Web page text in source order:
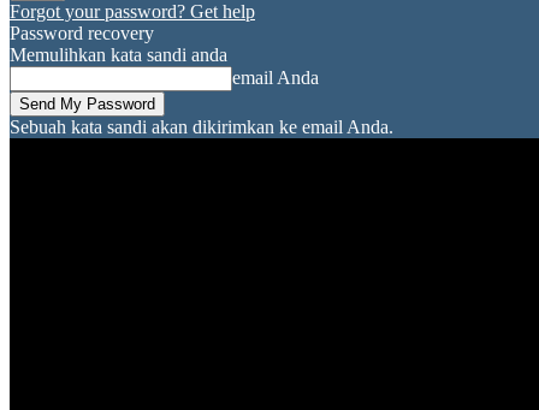
Forgot your password? Get help
Password recovery
Memulihkan kata sandi anda
email Anda
Sebuah kata sandi akan dikirimkan ke email Anda.